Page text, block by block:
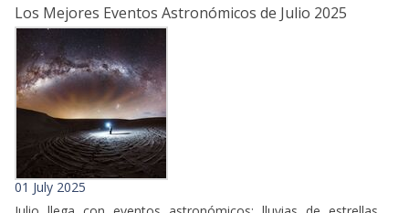
Los Mejores Eventos Astronómicos de Julio 2025
01 July 2025